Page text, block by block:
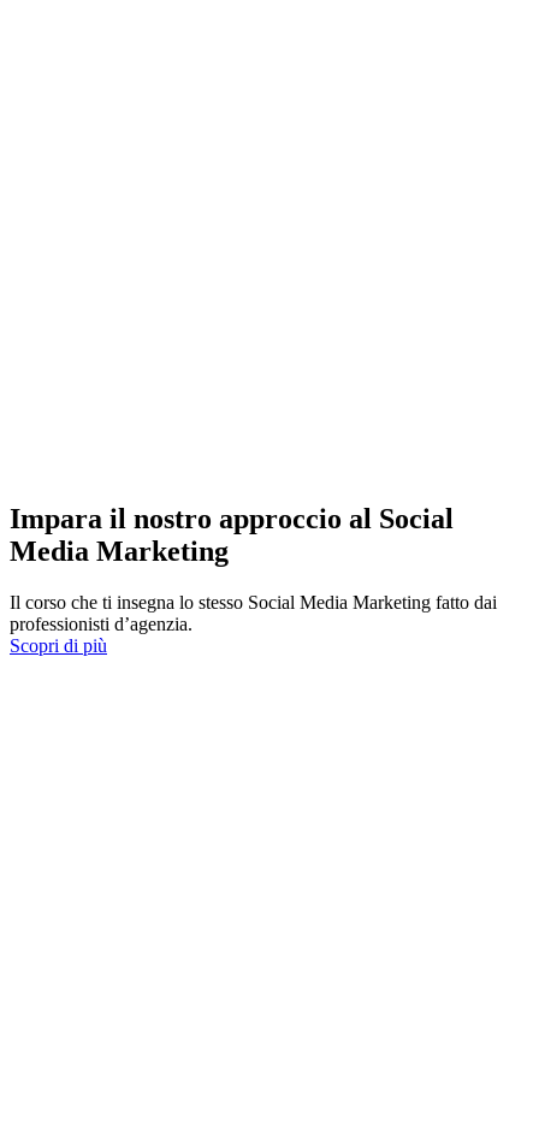
Impara il nostro approccio al Social
Media Marketing
Il corso che ti insegna lo stesso Social Media Marketing fatto dai
professionisti d’agenzia.
Scopri di più